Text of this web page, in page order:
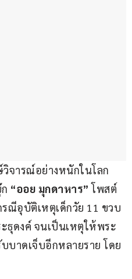
จารณ์อย่างหนักในโลก
“ออย มุกดาหาร” โพสต์
ณีอุบัติเหตุเด็กวัย 11 ขวบ
ดงค์ จนเป็นเหตุให้พระ
บาดเจ็บอีกหลายราย โดย